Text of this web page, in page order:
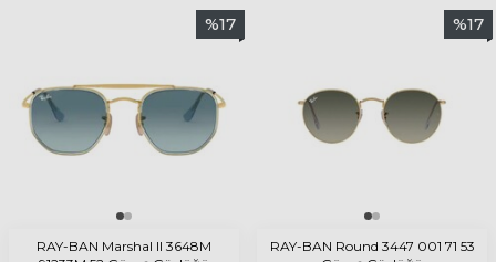
%17
RAY-BAN Marshal II 3648M
%17
RAY-BAN Round 3447 001 71 53